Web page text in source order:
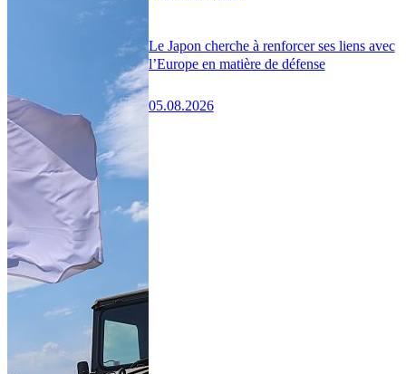
Le Japon cherche à renforcer ses liens avec
l’Europe en matière de défense
05.08.2026